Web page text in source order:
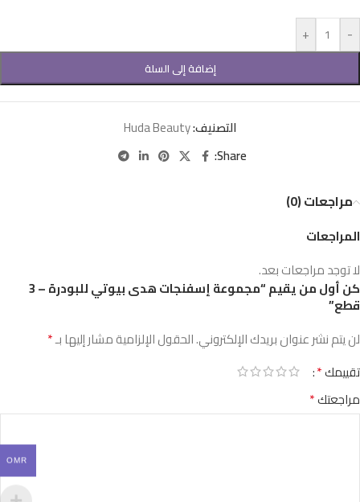
-
+
إضافة إلى السلة
التصنيف:Huda Beauty
Share:
مراجعات (0)
المراجعات
لا توجد مراجعات بعد.
كن أول من يقيم “مجموعة إسفنجات هدى بيوتي للبودرة – 3
قطع”
لن يتم نشر عنوان بريدك الإلكتروني.الحقول الإلزامية مشار إليها بـ*
تقييمك*
مراجعتك*
OMR